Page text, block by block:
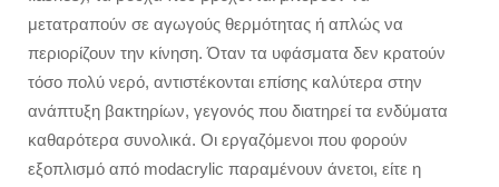
μετατραπούν σε αγωγούς θερμότητας ή απλώς να
περιορίζουν την κίνηση. Όταν τα υφάσματα δεν κρατούν
τόσο πολύ νερό, αντιστέκονται επίσης καλύτερα στην
ανάπτυξη βακτηρίων, γεγονός που διατηρεί τα ενδύματα
καθαρότερα συνολικά. Οι εργαζόμενοι που φορούν
εξοπλισμό από modacrylic παραμένουν άνετοι, είτε η